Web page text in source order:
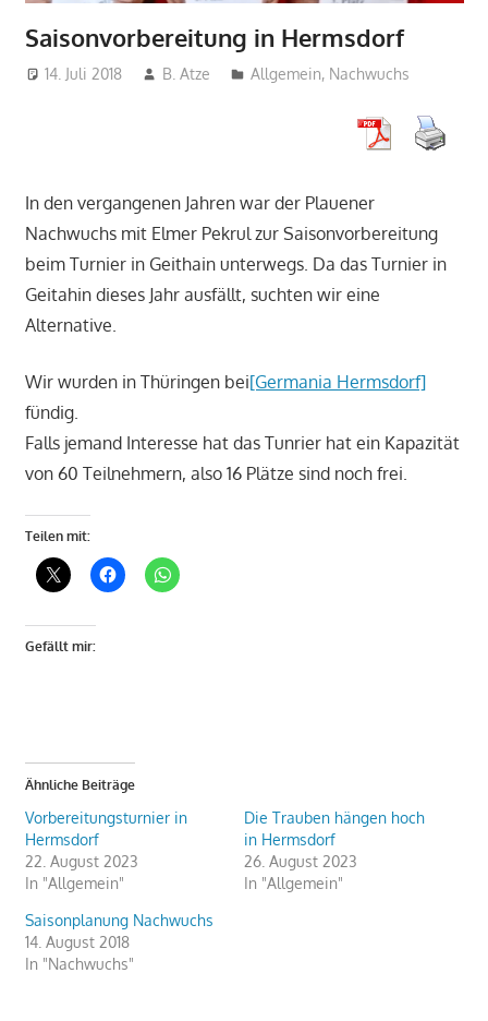
Saisonvorbereitung in Hermsdorf
14. Juli 2018 B. Atze Allgemein, Nachwuchs
In den vergangenen Jahren war der Plauener
Nachwuchs mit Elmer Pekrul zur Saisonvorbereitung
beim Turnier in Geithain unterwegs. Da das Turnier in
Geitahin dieses Jahr ausfällt, suchten wir eine
Alternative.
Wir wurden in Thüringen bei[Germania Hermsdorf]
fündig.
Falls jemand Interesse hat das Tunrier hat ein Kapazität
von 60 Teilnehmern, also 16 Plätze sind noch frei.
Teilen mit:
Gefällt mir:
Ähnliche Beiträge
Vorbereitungsturnier in
Hermsdorf
22. August 2023
In "Allgemein"
Die Trauben hängen hoch
in Hermsdorf
26. August 2023
In "Allgemein"
Saisonplanung Nachwuchs
14. August 2018
In "Nachwuchs"